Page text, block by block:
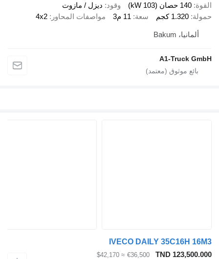
140 حصان (103 kW) وقود
ديزل / مازوت
1.320 كجم سعة 11 م3 مواصفات المحاور 4x2
ألمانيا، Bakum
A1-Truck
IVECO DAILY 35C16H
TND
€36,500
≈ $42,170